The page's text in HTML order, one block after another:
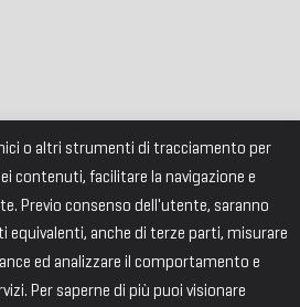
o altri strumenti di tracciamento per
contenuti, facilitare la navigazione e
Previo consenso dell'utente, saranno
anche di terze parti, misurare
ed analizzare il comportamento e
Per saperne di più puoi visionare